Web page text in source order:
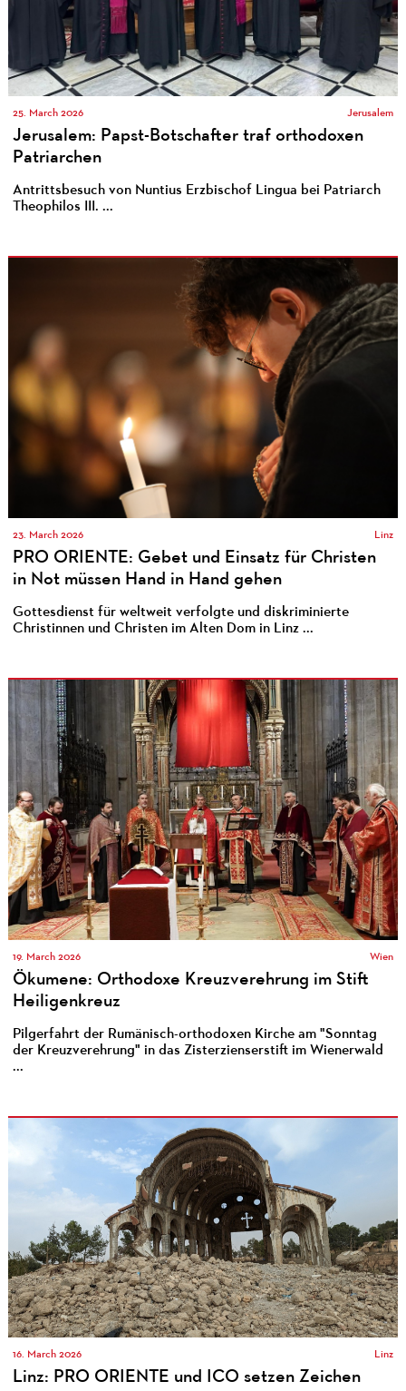
25. March 2026 Jerusalem
Jerusalem: Papst-Botschafter traf orthodoxen
Patriarchen
Antrittsbesuch von Nuntius Erzbischof Lingua bei Patriarch
Theophilos III. ...
23. March 2026 Linz
PRO ORIENTE: Gebet und Einsatz für Christen
in Not müssen Hand in Hand gehen
Gottesdienst für weltweit verfolgte und diskriminierte
Christinnen und Christen im Alten Dom in Linz ...
19. March 2026 Wien
Ökumene: Orthodoxe Kreuzverehrung im Stift
Heiligenkreuz
Pilgerfahrt der Rumänisch-orthodoxen Kirche am "Sonntag
der Kreuzverehrung" in das Zisterzienserstift im Wienerwald
...
16. March 2026 Linz
Linz: PRO ORIENTE und ICO setzen Zeichen